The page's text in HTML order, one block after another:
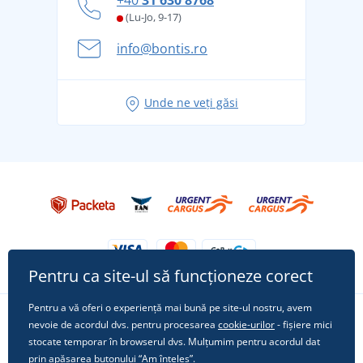
și în siguranță
Aventura de vară începe cu bagajul - pregătiți-vă
pentru vacanță fără griji
Tricoul preferat City în rol principal: ținute pentru
(Lu-Jo, 9-17)
info@bontis.ro
Unde ne veți găsi
Urmărește-ne pe rețelele sociale
Pentru ca site-ul să funcționeze corect
Pentru a vă oferi o experiență mai bună pe site-ul nostru, avem
nevoie de acordul dvs. pentru procesarea cookie-urilor- fișiere mici
stocate temporar în browserul dvs. Mulțumim pentru acordul dat
prin apăsarea butonului “Am înțeles”.